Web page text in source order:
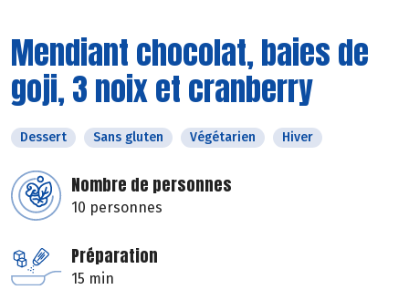
Mendiant chocolat, baies de
goji, 3 noix et cranberry
Dessert Sans gluten Végétarien Hiver
Nombre de personnes
10 personnes
Préparation
15 min